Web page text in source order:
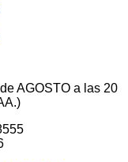
AGOSTO a las 20